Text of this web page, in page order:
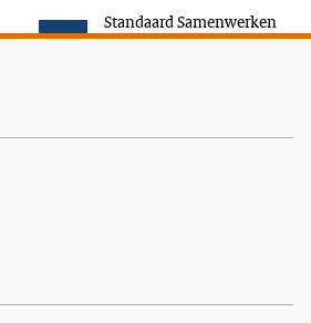
Standaard Samenwerken